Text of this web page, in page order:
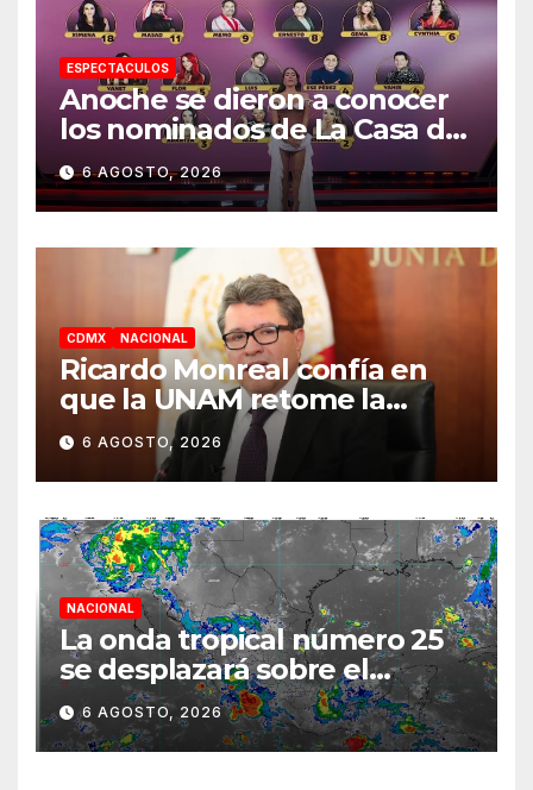
ESPECTACULOS
Anoche se dieron a conocer
los nominados de La Casa de
los Famosos México 2026 en
la segunda semana
6 AGOSTO, 2026
CDMX NACIONAL
Ricardo Monreal confía en
que la UNAM retome la
normalidad e inicie el
semestre mediante el
diálogo
6 AGOSTO, 2026
NACIONAL
La onda tropical número 25
se desplazará sobre el
sureste mexicano
6 AGOSTO, 2026